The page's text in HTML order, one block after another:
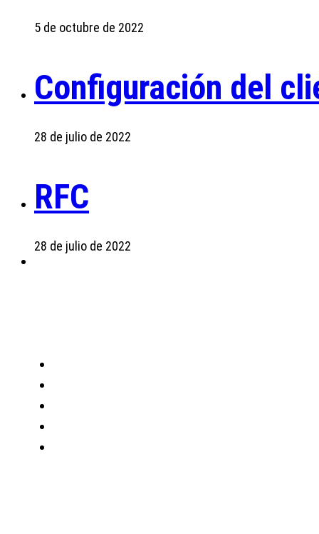
5 de octubre de 2022
Configuración del
28 de julio de 2022
RFC
28 de julio de 2022